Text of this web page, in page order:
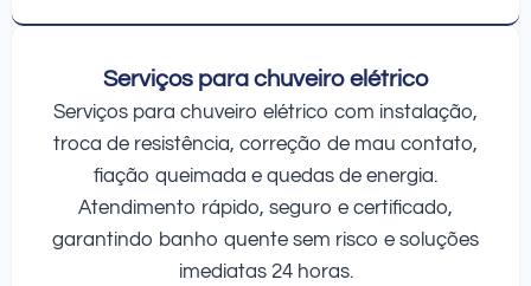
Serviços para chuveiro elétrico
Serviços para chuveiro elétrico com instalação,
troca de resistência, correção de mau contato,
fiação queimada e quedas de energia.
Atendimento rápido, seguro e certificado,
garantindo banho quente sem risco e soluções
imediatas 24 horas.